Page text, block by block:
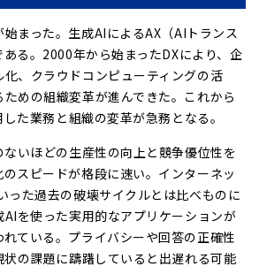
まった。生成AIによるAX（AIトランス
る。2000年から始まったDXにより、企
、クラウドコンピューティングの活
めの組織変革が進んできた。これから
た業務と組織の変革が急務となる。
いほどの生産性の向上と競争優位性を
スピードが格段に速い。インターネッ
った過去の破壊サイクルとは比べものに
を使った実用的なアプリケーションが
ている。プライバシーや回答の正確性
の課題に躊躇していると出遅れる可能